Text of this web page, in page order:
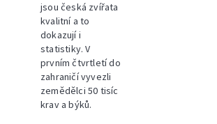
jsou česká zvířata
kvalitní a to
dokazují i
statistiky. V
prvním čtvrtletí do
zahraničí vyvezli
zemědělci 50 tisíc
krav a býků.